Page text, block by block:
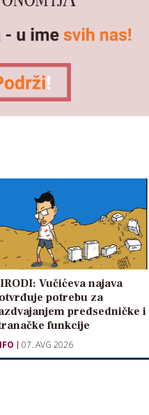
Vučićeva najava
potrebu za
predsedničke i
funkcije
07. AVG 2026